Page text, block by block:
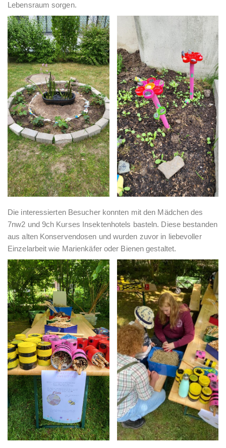
Lebensraum sorgen.
Die interessierten Besucher konnten mit den Mädchen des
7nw2 und 9ch Kurses Insektenhotels basteln. Diese bestanden
aus alten Konservendosen und wurden zuvor in liebevoller
Einzelarbeit wie Marienkäfer oder Bienen gestaltet.